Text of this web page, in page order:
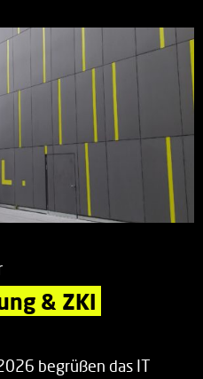
& ZKI
begrüßen das IT